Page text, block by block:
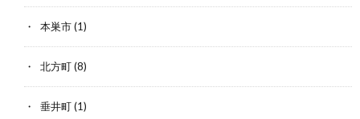
本巣市(1)
北方町(8)
垂井町(1)